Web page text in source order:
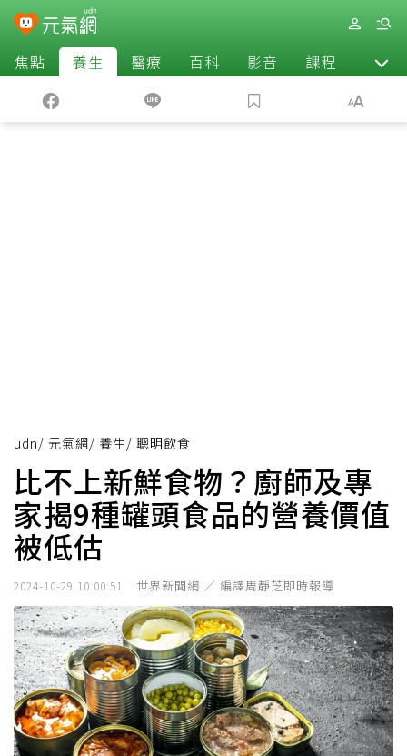
焦點 養生 醫療 百科 影音 課程 退休
udn/ 元氣網/ 養生/ 聰明飲食
比不上新鮮食物？廚師及專
家揭9種罐頭食品的營養價值
被低估
2024-10-29 10:00:51 世界新聞網 ／ 編譯周靜芝即時報導